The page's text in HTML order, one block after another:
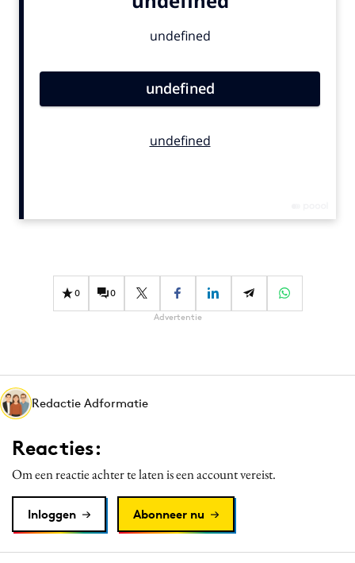
Gedragsverandering
Influencer marketing
Media
Merkstrategie
PR
Programmatic
Purpose Marketing
0 0
Advertentie
Redactie Adformatie
Reacties:
Om een reactie achter te laten is een account vereist.
Inloggen Abonneer nu